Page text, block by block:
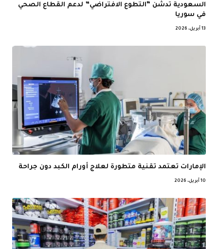
السعودية تدشن “التطوع الافتراضي” لدعم القطاع الصحي
في سوريا
13 أبريل، 2026
الإمارات تعتمد تقنية متطورة لعلاج أورام الكبد دون جراحة
10 أبريل، 2026